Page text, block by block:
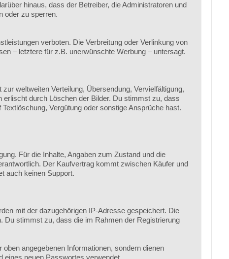
hinaus, dass der Betreiber, die Administratoren und
oder zu sperren.
verboten. Die Verbreitung oder Verlinkung von
– letztere für z.B. unerwünschte Werbung – untersagt.
weltweiten Verteilung, Übersendung, Vervielfältigung,
durch Löschen der Bilder. Du stimmst zu, dass
Vergütung oder sonstige Ansprüche hast.
Für die Inhalte, Angaben zum Zustand und die
Der Kaufvertrag kommt zwischen Käufer und
auch keinen Support.
mit der dazugehörigen IP-Adresse gespeichert. Die
Du stimmst zu, dass die im Rahmen der Registrierung
angegebenen Informationen, sondern dienen
neuen Passwortes verwendet.